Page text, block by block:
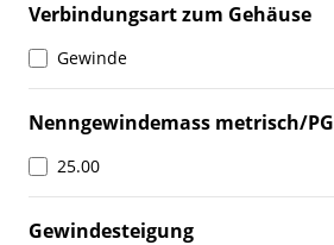
Verbindungsart zum Gehäuse
Gewinde
Nenngewindemass metrisch/PG
25.00
Gewindesteigung